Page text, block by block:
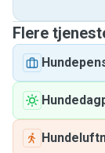
Flere